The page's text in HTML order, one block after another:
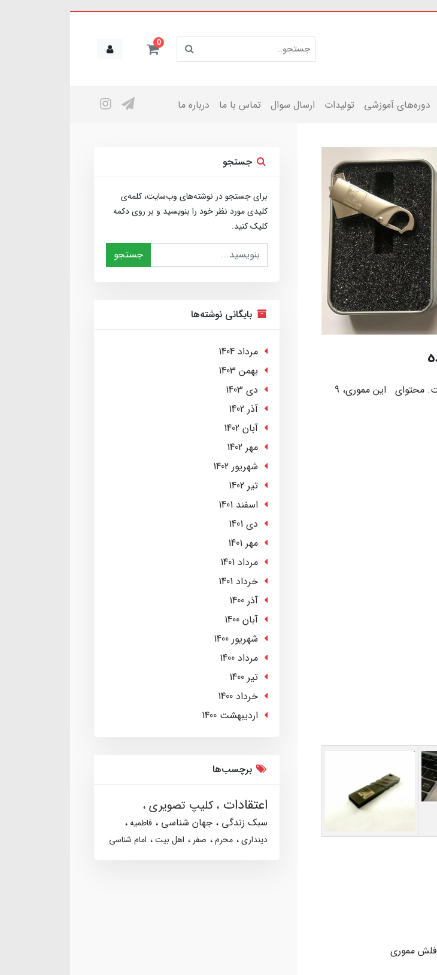
0
دوره‌های آموزشی تولیدات ارسال سوال تماس با ما درباره ما
این محصول جهت سهولت تهیه و استفاده کاربران تدارک دیده شده است. محتوای این مموری، 9
فلش مموری
جستجو
برای جستجو در نوشته‌های وب‌سایت، کلمه‌ی
کلیدی مورد نظر خود را بنویسید و بر روی دکمه
کلیک کنید.
جستجو
بایگانی نوشته‌ها
مرداد 1404
بهمن 1403
دی 1403
آذر 1402
آبان 1402
مهر 1402
شهریور 1402
تير 1402
اسفند 1401
دی 1401
مهر 1401
مرداد 1401
خرداد 1401
آذر 1400
آبان 1400
شهریور 1400
مرداد 1400
تير 1400
خرداد 1400
ارديبهشت 1400
برچسب‌ها
اعتقادات کلیپ تصویری
سبک زندگی جهان شناسی
فاطمیه
دینداری
محرم صفر اهل بیت امام شناسی